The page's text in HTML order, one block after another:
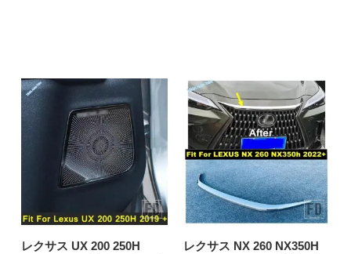
レクサス UX 200 250H
レクサス NX 260 NX350H